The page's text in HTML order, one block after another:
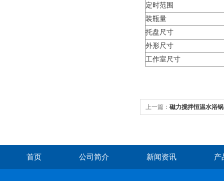
定时范围
装瓶量
托盘尺寸
外形尺寸
工作室尺寸
上一篇： 磁力搅拌恒温水浴锅
首页 公司简介 新闻资讯 产